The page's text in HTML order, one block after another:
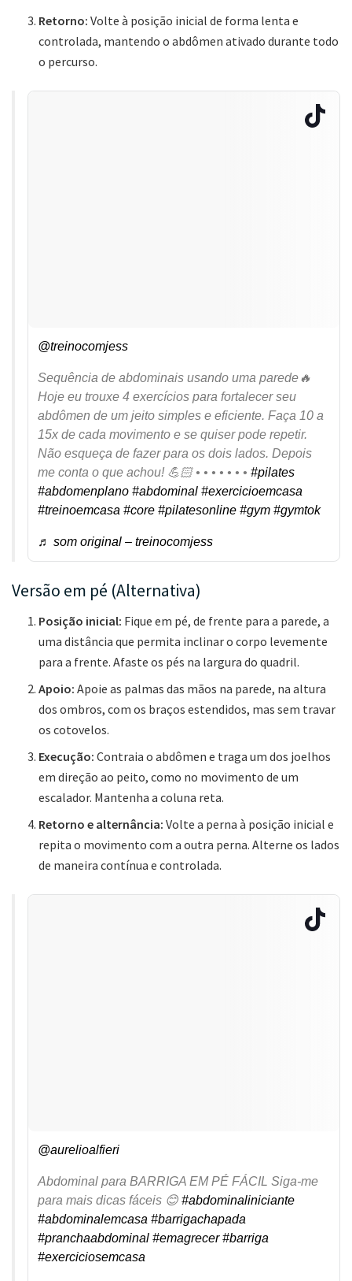
Retorno: Volte à posição inicial de forma lenta e
controlada, mantendo o abdômen ativado durante todo
o percurso.
@treinocomjess
Sequência de abdominais usando uma parede🔥
Hoje eu trouxe 4 exercícios para fortalecer seu
abdômen de um jeito simples e eficiente. Faça 10 a
15x de cada movimento e se quiser pode repetir.
Não esqueça de fazer para os dois lados. Depois
me conta o que achou! 💪🏻 • • • • • • • #pilates
#abdomenplano #abdominal #exercicioemcasa
#treinoemcasa #core #pilatesonline #gym #gymtok
♬ som original – treinocomjess
Versão em pé (Alternativa)
Posição inicial: Fique em pé, de frente para a parede, a
uma distância que permita inclinar o corpo levemente
para a frente. Afaste os pés na largura do quadril.
Apoio: Apoie as palmas das mãos na parede, na altura
dos ombros, com os braços estendidos, mas sem travar
os cotovelos.
Execução: Contraia o abdômen e traga um dos joelhos
em direção ao peito, como no movimento de um
escalador. Mantenha a coluna reta.
Retorno e alternância: Volte a perna à posição inicial e
repita o movimento com a outra perna. Alterne os lados
de maneira contínua e controlada.
@aurelioalfieri
Abdominal para BARRIGA EM PÉ FÁCIL Siga-me
para mais dicas fáceis 😊 #abdominaliniciante
#abdominalemcasa #barrigachapada
#pranchaabdominal #emagrecer #barriga
#exerciciosemcasa